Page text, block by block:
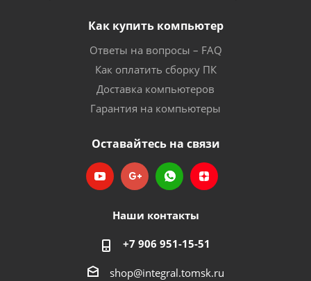
Как купить компьютер
Ответы на вопросы – FAQ
Как оплатить сборку ПК
Доставка компьютеров
Гарантия на компьютеры
Оставайтесь на связи
Наши контакты
+7 906 951-15-51
shop@integral.tomsk.ru